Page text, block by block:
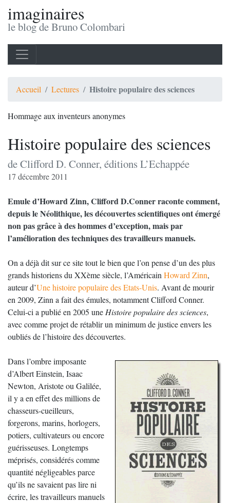
imaginaires
le blog de Bruno Colombari
Accueil Lectures Histoire populaire des sciences
Hommage aux inventeurs anonymes
Histoire populaire des sciences
de Clifford D. Conner, éditions L’Echappée
17 décembre 2011
Emule d’Howard Zinn, Clifford D.Conner raconte comment,
depuis le Néolithique, les découvertes scientifiques ont émergé
non pas grâce à des hommes d’exception, mais par
l’amélioration des techniques des travailleurs manuels.
On a déjà dit sur ce site tout le bien que l’on pense d’un des plus
grands historiens du XXème siècle, l’Américain Howard Zinn,
auteur d’Une histoire populaire des Etats-Unis. Avant de mourir
en 2009, Zinn a fait des émules, notamment Clifford Conner.
Celui-ci a publié en 2005 une Histoire populaire des sciences,
avec comme projet de rétablir un minimum de justice envers les
oubliés de l’histoire des découvertes.
Dans l’ombre imposante
d’Albert Einstein, Isaac
Newton, Aristote ou Galilée,
il y a en effet des millions de
chasseurs-cueilleurs,
forgerons, marins, horlogers,
potiers, cultivateurs ou encore
guérisseuses. Longtemps
méprisés, considérés comme
quantité négligeables parce
qu’ils ne savaient pas lire ni
écrire, les travailleurs manuels